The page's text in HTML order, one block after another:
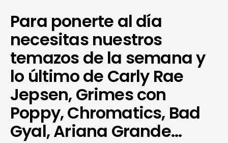
Para ponerte al día
necesitas nuestros
temazos de la semana y
lo último de Carly Rae
Jepsen, Grimes con
Poppy, Chromatics, Bad
Gyal, Ariana Grande…